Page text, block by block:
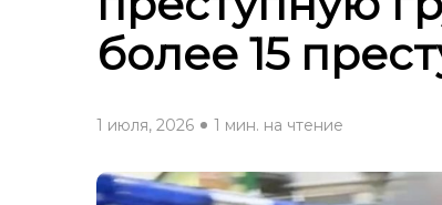
более 15
1 июля, 2026 1 мин. на чтение